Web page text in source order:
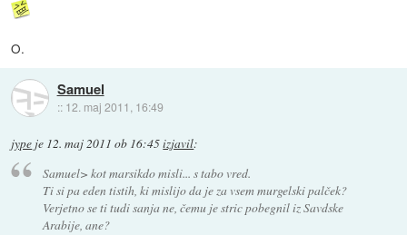
O.
Samuel
:: 12. maj 2011, 16:49
jype je 12. maj 2011 ob 16:45izjavil:
Samuel> kot marsikdo misli... s tabo vred.
Ti si pa eden tistih, ki mislijo da je za vsem murgelski palček?
Verjetno se ti tudi sanja ne, čemu je stric pobegnil iz Savdske
Arabije, ane?